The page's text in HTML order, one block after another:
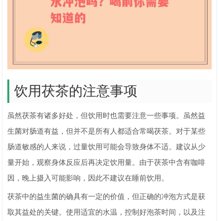
饮用茯茶的注意事项
虽然茯茶有诸多好处，但饮用时也需要注意一些事项。虽然益
生菌对肠道有益，但并不是所有人都适合常喝茯茶。对于某些
肠道敏感的人来说，过量饮用可能会导致身体不适。建议从少
量开始，观察身体反应后再决定饮用量。由于茯茶中含有咖啡
因，晚上摄入可能影响，因此不建议在睡前饮用。
茯茶中的益生菌的确具有一定的价值，但正确的冲泡方式是获
取其益处的关键。使用适宜的水温，控制好泡茶时间，以及注